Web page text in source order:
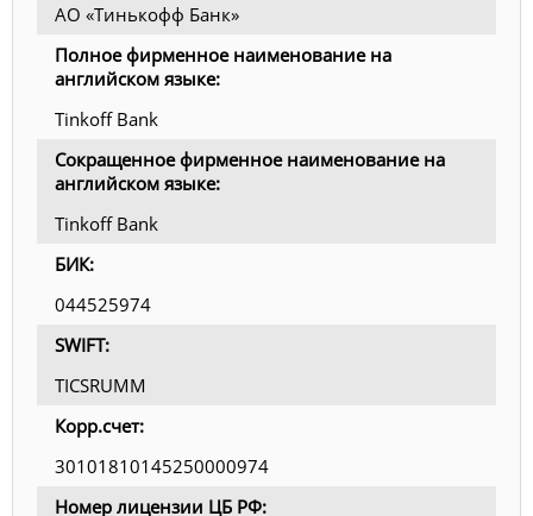
АО «Тинькофф Банк»
Полное фирменное наименование на
английском языке:
Tinkoff Bank
Сокращенное фирменное наименование на
английском языке:
Tinkoff Bank
БИК:
044525974
SWIFT:
TICSRUMM
Корр.счет:
30101810145250000974
Номер лицензии ЦБ РФ: